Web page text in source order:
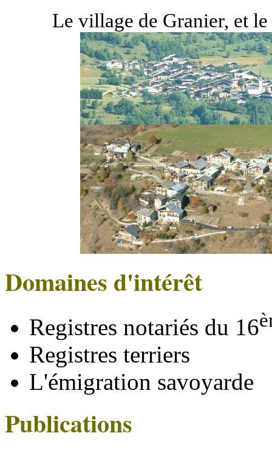
Le village de Granier, et
Domaines d'intérêt
Registres notariés du 16
Registres terriers
L'émigration savoyarde
Publications